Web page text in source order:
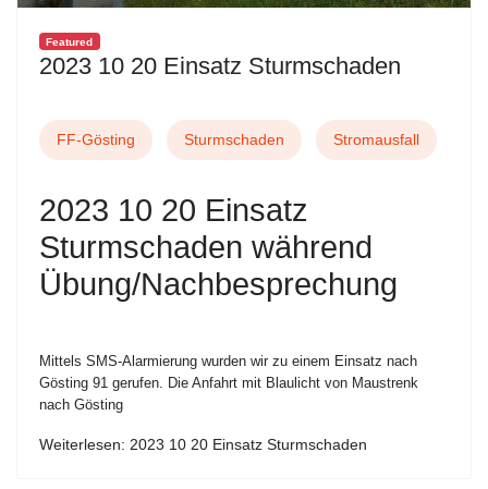
Featured
2023 10 20 Einsatz Sturmschaden
FF-Gösting Sturmschaden Stromausfall
2023 10 20 Einsatz
Sturmschaden während
Übung/Nachbesprechung
Mittels SMS-Alarmierung wurden wir zu einem Einsatz nach
Gösting 91 gerufen. Die Anfahrt mit Blaulicht von Maustrenk
nach Gösting
Weiterlesen: 2023 10 20 Einsatz Sturmschaden